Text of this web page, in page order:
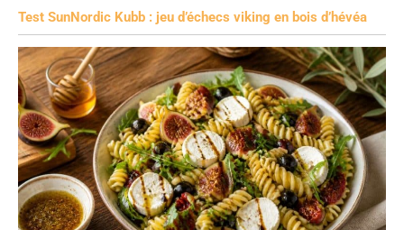
Test SunNordic Kubb : jeu d’échecs viking en bois d’hévéa